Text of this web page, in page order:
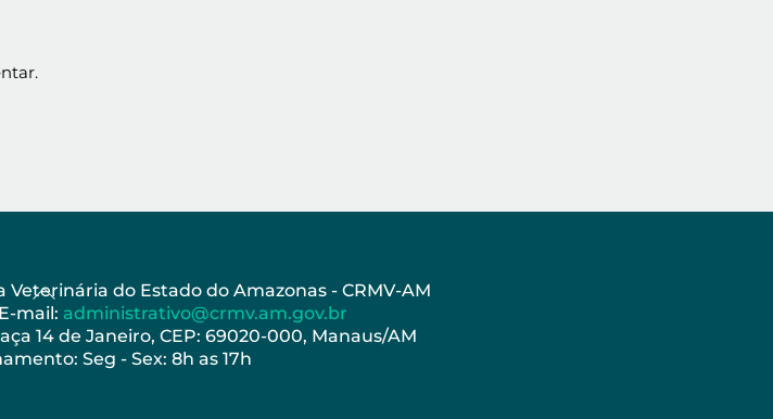
Back
To
Top
do Estado do Amazonas - CRMV-AM
mail: administrativo@crmv.am.gov.br
14 de Janeiro, CEP: 69020-000, Manaus/AM
Seg - Sex: 8h as 17h